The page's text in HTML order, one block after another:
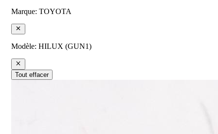
Marque: TOYOTA
Modèle: HILUX (GUN1)
Tout effacer